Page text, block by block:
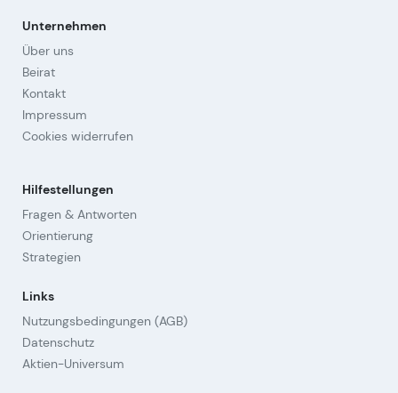
Unternehmen
Über uns
Beirat
Kontakt
Impressum
Cookies widerrufen
Hilfestellungen
Fragen & Antworten
Orientierung
Strategien
Links
Nutzungsbedingungen (AGB)
Datenschutz
Aktien-Universum